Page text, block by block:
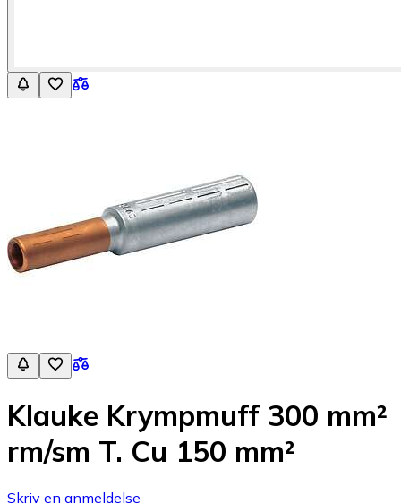
Klauke Krympmuff 300 mm²
rm/sm T. Cu 150 mm²
Skriv en anmeldelse